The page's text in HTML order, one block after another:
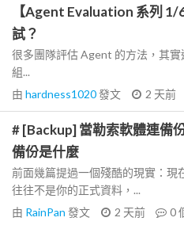
【Agent Evaluation 系列
試？
很多團隊評估 Agent 的方法，其
組...
由 hardness1020發文 2 天前
# [Backup] 當勒索軟體連備
備份是什麼
前面幾篇提過一個殘酷的現實：現
往往不是你的正式資料，...
由 RainPan 發文 2 天前 0